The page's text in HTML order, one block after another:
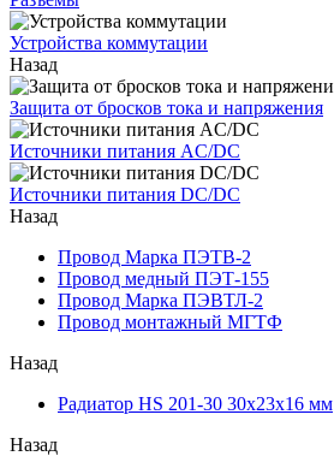
Устройства коммутации
Назад
Защита от бросков тока и напряжения
Источники питания AC/DC
Источники питания DC/DC
Назад
Провод Марка ПЭТВ-2
Провод медный ПЭТ-155
Провод Марка ПЭВТЛ-2
Провод монтажный МГТФ
Назад
Радиатор HS 201-30 30х23х16 мм
Назад